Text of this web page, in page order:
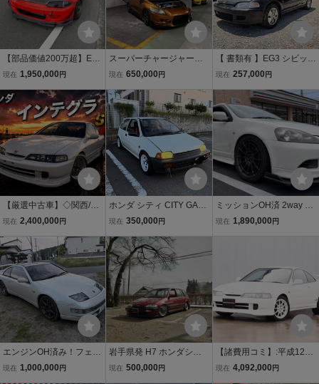
【部品価値200万超】EG6
競技用フルチューンベー
84 OSクロス レース部品
多数 部品取り ベース車両
現在 1,950,000 円
スーパーチャージャー C
R-Z α 6MT HKS STEP2 約
造費100万円超 激レア
現在 650,000 円
【 書類有 】EG3 シビッ
ク ★ D13B エンジン 5
ル車！ ★ ホンダ CIVIC
B16A B16B eg3 EG4 EG5
EG6 EG7 EG8 EG9
現在 257,000 円
【厳選中古車】◇関西/奈
良県 平成8年 ホンダ イン
ボディ状態良好
現在 2,400,000 円
ホンダ シティ CITY GA1
5MT 3ドア 書類有り 車検
g 旧車 カスタム多 おまけ
多 走り用
現在 350,000 円
ミッションOH済 2way LS
D ファイナル5.1 車高調
現在 1,890,000 円
エンジンOH済み！フェア
レディZ 32Z ツインター
現在 1,000,000 円
岩手県発 H7 ホンダシビ
ックシャトル 55X 5MT!実
現在 500,000 円
【諸費用コミ】:平成12年
ホンダ インテグラタイプ
現在 4,092,000 円